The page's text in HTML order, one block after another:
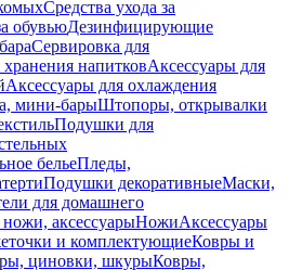
Средства ухода за
обувьюДезинфицирующие
Сервировка для
напитковАксессуары для
Аксессуары для охлаждения
мини-барыШтопоры, открывалки
Подушки для
бельеПледы,
Подушки декоративныеМаски,
для домашнего
аксессуарыНожиАксессуары
и комплектующиеКовры и
циновки, шкурыКовры,